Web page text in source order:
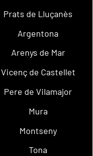
Prats de Lluçanès
Argentona
Arenys de Mar
Vicenç de Castellet
Pere de Vilamajor
Mura
Montseny
Tona